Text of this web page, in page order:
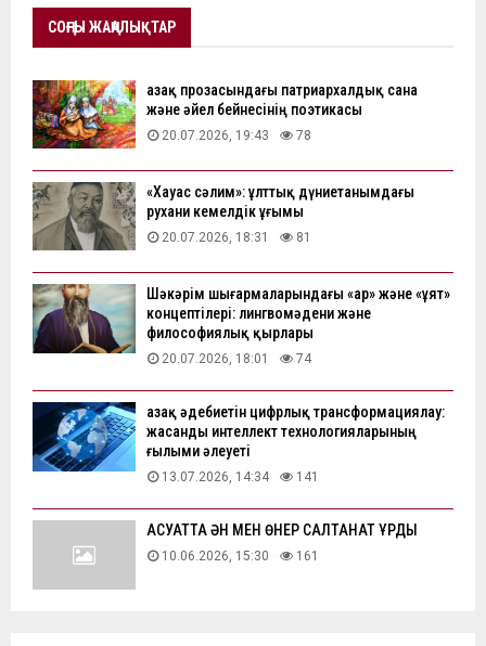
СОҢҒЫ ЖАҢАЛЫҚТАР
Қазақ прозасындағы патриархалдық сана
және әйел бейнесінің поэтикасы
20.07.2026, 19:43 78
«Хауас сәлим»: ұлттық дүниетанымдағы
рухани кемелдік ұғымы
20.07.2026, 18:31 81
Шәкәрім шығармаларындағы «ар» және «ұят»
концептілері: лингвомәдени және
философиялық қырлары
20.07.2026, 18:01 74
Қазақ әдебиетін цифрлық трансформациялау:
жасанды интеллект технологияларының
ғылыми әлеуеті
13.07.2026, 14:34 141
АҚСУАТТА ӘН МЕН ӨНЕР САЛТАНАТ ҚҰРДЫ
10.06.2026, 15:30 161